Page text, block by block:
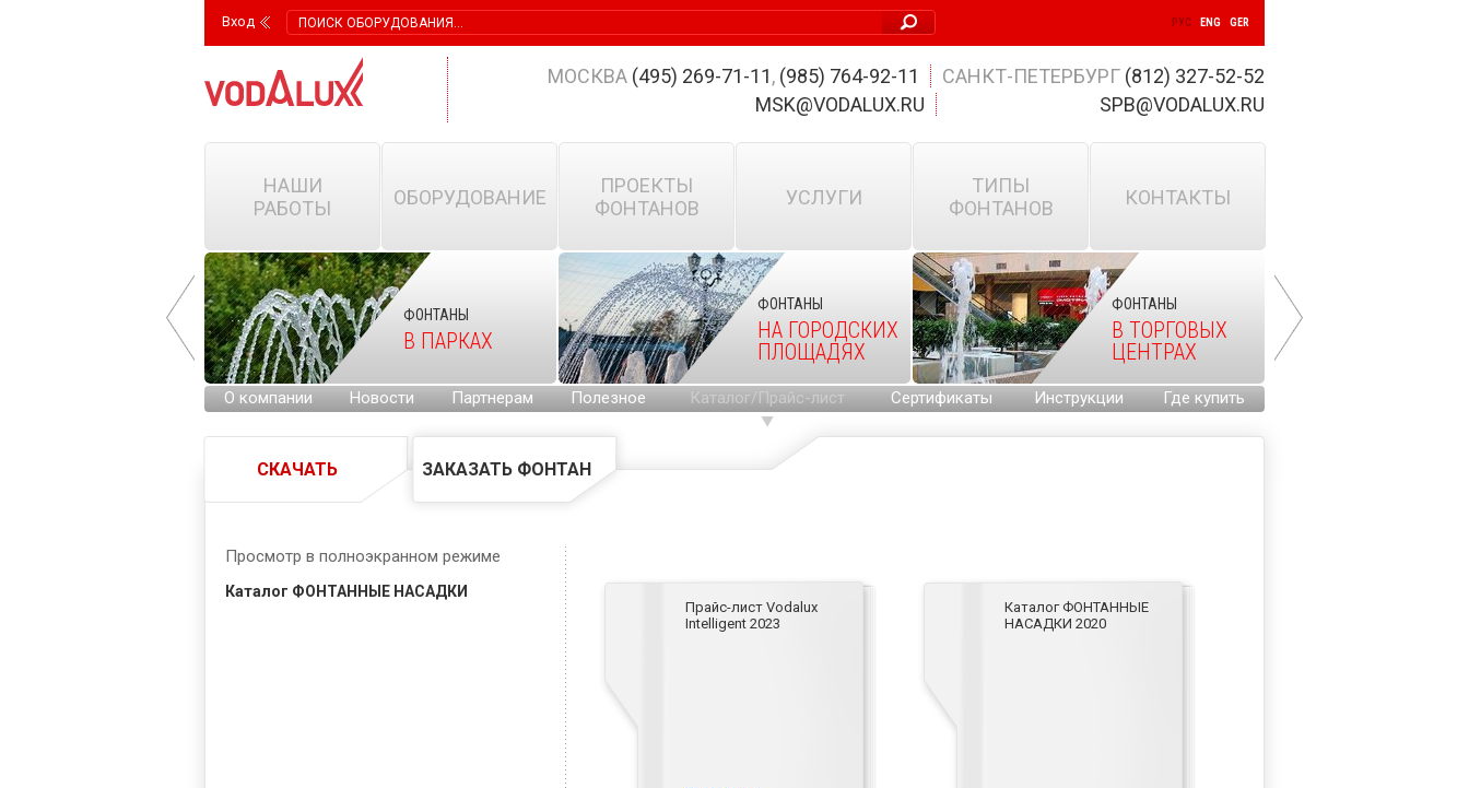
Вход РУС ENG GER
МОСКВА (495) 269-71-11, (985) 764-92-11 САНКТ-ПЕТЕРБУРГ (812) 327-52-52
MSK@VODALUX.RU
SPB@VODALUX.RU
НАШИ
РАБОТЫ
ОБОРУДОВАНИЕ
ПРОЕКТЫ
ФОНТАНОВ
УСЛУГИ
ТИПЫ
ФОНТАНОВ
КОНТАКТЫ
НА ГОРОДСКИХ
ФОНТАНЫ
В ПАРКАХ
ФОНТАНЫ
НА ГОРОДСКИХ
ПЛОЩАДЯХ
ФОНТАНЫ
В ТОРГОВЫХ
ЦЕНТРАХ
О компании Новости Партнерам Полезное Каталог/Прайс-лист Сертификаты Инструкции Где купить
СКАЧАТЬ ЗАКАЗАТЬ ФОНТАН
Просмотр в полноэкранном режиме
Каталог ФОНТАННЫЕ НАСАДКИ
Прайс-лист Vodalux
Intelligent 2023
Каталог ФОНТАННЫЕ
НАСАДКИ 2020